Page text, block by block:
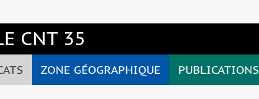
CNT 35
ZONE GÉOGRAPHIQUE PUBLICATIONS